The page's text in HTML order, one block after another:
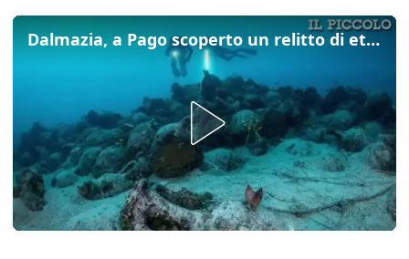
Dalmazia, a Pago scoperto un relitto di età romana